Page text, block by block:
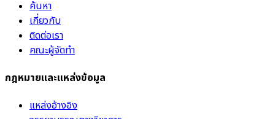
ค้นหา
เกี่ยวกับ
ติดต่อเรา
คณะผู้จัดทำ
กฎหมายและแหล่งข้อมูล
แหล่งอ้างอิง